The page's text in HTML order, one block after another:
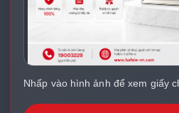
Nhấp vào hình ảnh để xem giấy